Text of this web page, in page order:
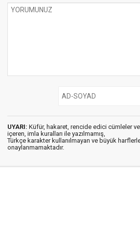
UYARI: Küfür, hakaret, rencide edici cümleler
içeren, imla kuralları ile yazılmamış,
Türkçe karakter kullanılmayan ve büyük
onaylanmamaktadır.